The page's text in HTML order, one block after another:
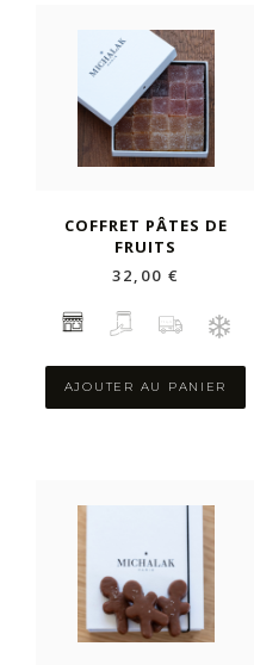
COFFRET PÂTES DE
FRUITS
32,00 €
AJOUTER AU PANIER